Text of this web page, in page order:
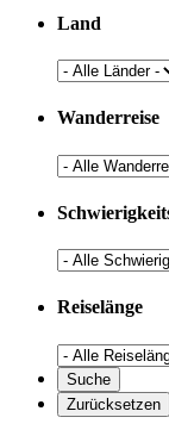
Land
Wanderreise
Reiselänge